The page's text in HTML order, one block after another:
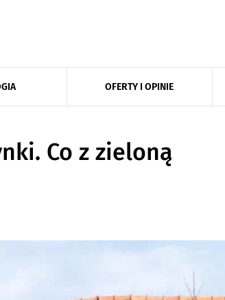
OFERTY I OPINIE
Co z zieloną